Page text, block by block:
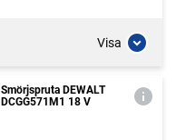
Visa
Smörjspruta DEWALT
DCGG571M1 18 V